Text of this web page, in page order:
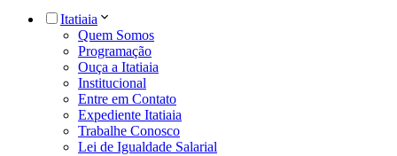
Itatiaia
Quem Somos
Programação
Ouça a Itatiaia
Institucional
Entre em Contato
Expediente Itatiaia
Trabalhe Conosco
Lei de Igualdade Salarial